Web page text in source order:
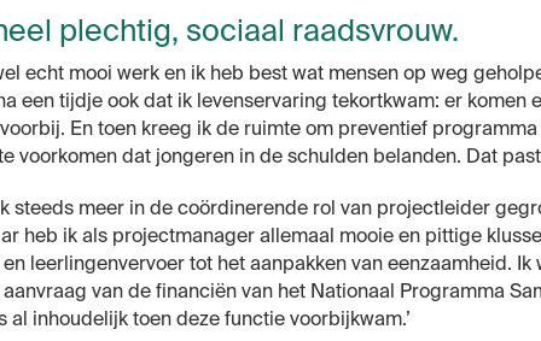
plechtig, sociaal raadsvrouw.
echt mooi werk en ik heb best wat mensen op weg
een tijdje ook dat ik levenservaring tekortkwam: er komen
En toen kreeg ik de ruimte om preventief programma
voorkomen dat jongeren in de schulden belanden. Dat
steeds meer in de coördinerende rol van projectleider
heb ik als projectmanager allemaal mooie en pittige
leerlingenvervoer tot het aanpakken van eenzaamheid. Ik
van de financiën van het Nationaal Programma
al inhoudelijk toen deze functie voorbijkwam.’